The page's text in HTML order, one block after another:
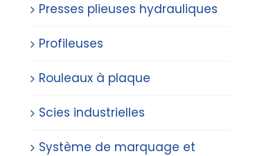
Presses plieuses hydrauliques
Profileuses
Rouleaux à plaque
Scies industrielles
Système de marquage et